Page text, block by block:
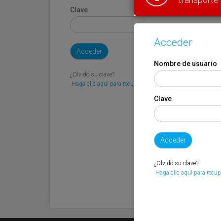
Clave
¿Olvidó su clave?
Haga clic aquí para recuperarla.
Acceder
Nombre de usuario
Clave
¿Olvidó su clave?
Haga clic aquí para